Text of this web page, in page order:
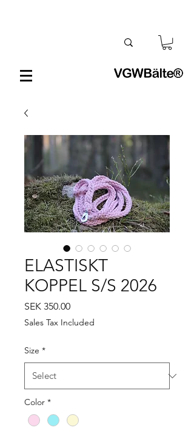
ELASTISKT
KOPPEL S/S 2026
SEK 350.00Price
Sales Tax Included
Size *
Color *